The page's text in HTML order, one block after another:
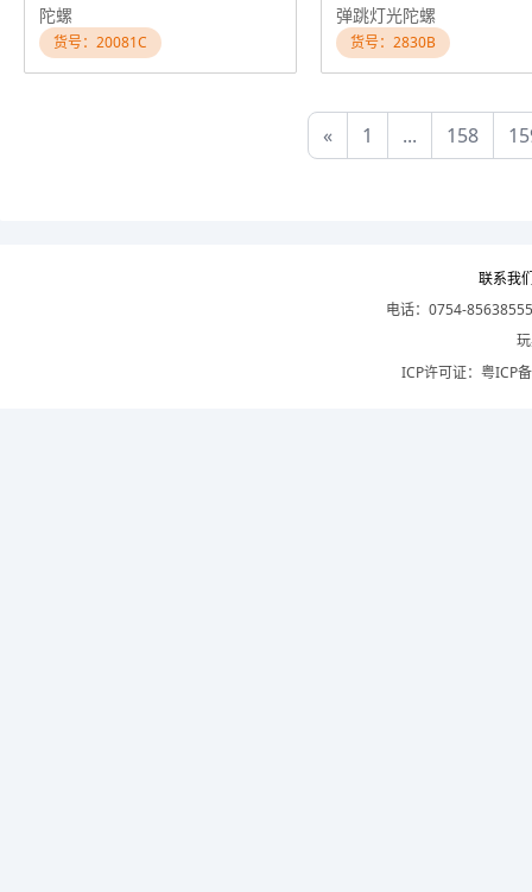
陀螺
货号：20081C
弹跳灯光陀螺
货号：2830B
« 1 ... 158
联系我
电话：0754-
ICP许可证： 粤ICP